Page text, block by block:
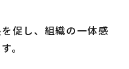
促し、組織の一体感
。